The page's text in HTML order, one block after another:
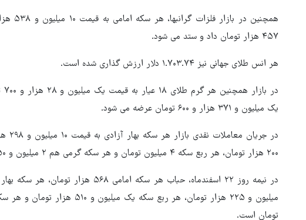
۴۵۷ هزار تومان داد و ستد می شود.
هر انس طلای جهانی نیز ۱.۷۰۳.۷۴ دلار ارزش گذاری شده است.
یک میلیون و ۳۷۱ هزار و ۶۰۰ تومان عرضه می شود.
۲۰۰ هزار تومان، هر ربع سکه ۴ میلیون تومان و هر سکه گرمی هم ۲ میلیون و ۲۵۰ هزار تومان خرید و فروش می شود.
تومان است.
هماهنگی محور مقاومت، آمریکا را
در منطقه درمانده کرد